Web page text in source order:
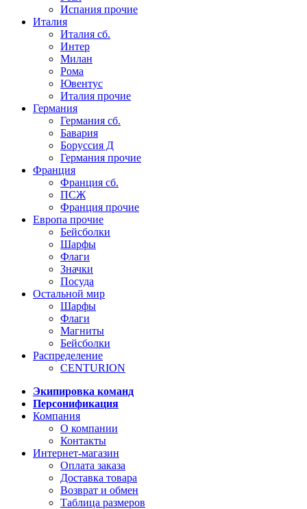
Испания прочие
Италия
Италия сб.
Интер
Милан
Рома
Ювентус
Италия прочие
Германия
Германия сб.
Бавария
Боруссия Д
Германия прочие
Франция
Франция сб.
ПСЖ
Франция прочие
Европа прочие
Бейсболки
Шарфы
Флаги
Значки
Посуда
Остальной мир
Шарфы
Флаги
Магниты
Бейсболки
Распределение
CENTURION
Экипировка команд
Персонификация
Компания
О компании
Контакты
Интернет-магазин
Оплата заказа
Доставка товара
Возврат и обмен
Таблица размеров